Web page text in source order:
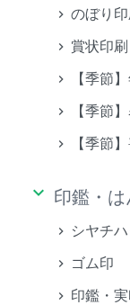
のぼり
賞状印刷
【季節
【季節
【季節
keyboard_arrow_down 印鑑・
シヤチ
ゴム印
印鑑・